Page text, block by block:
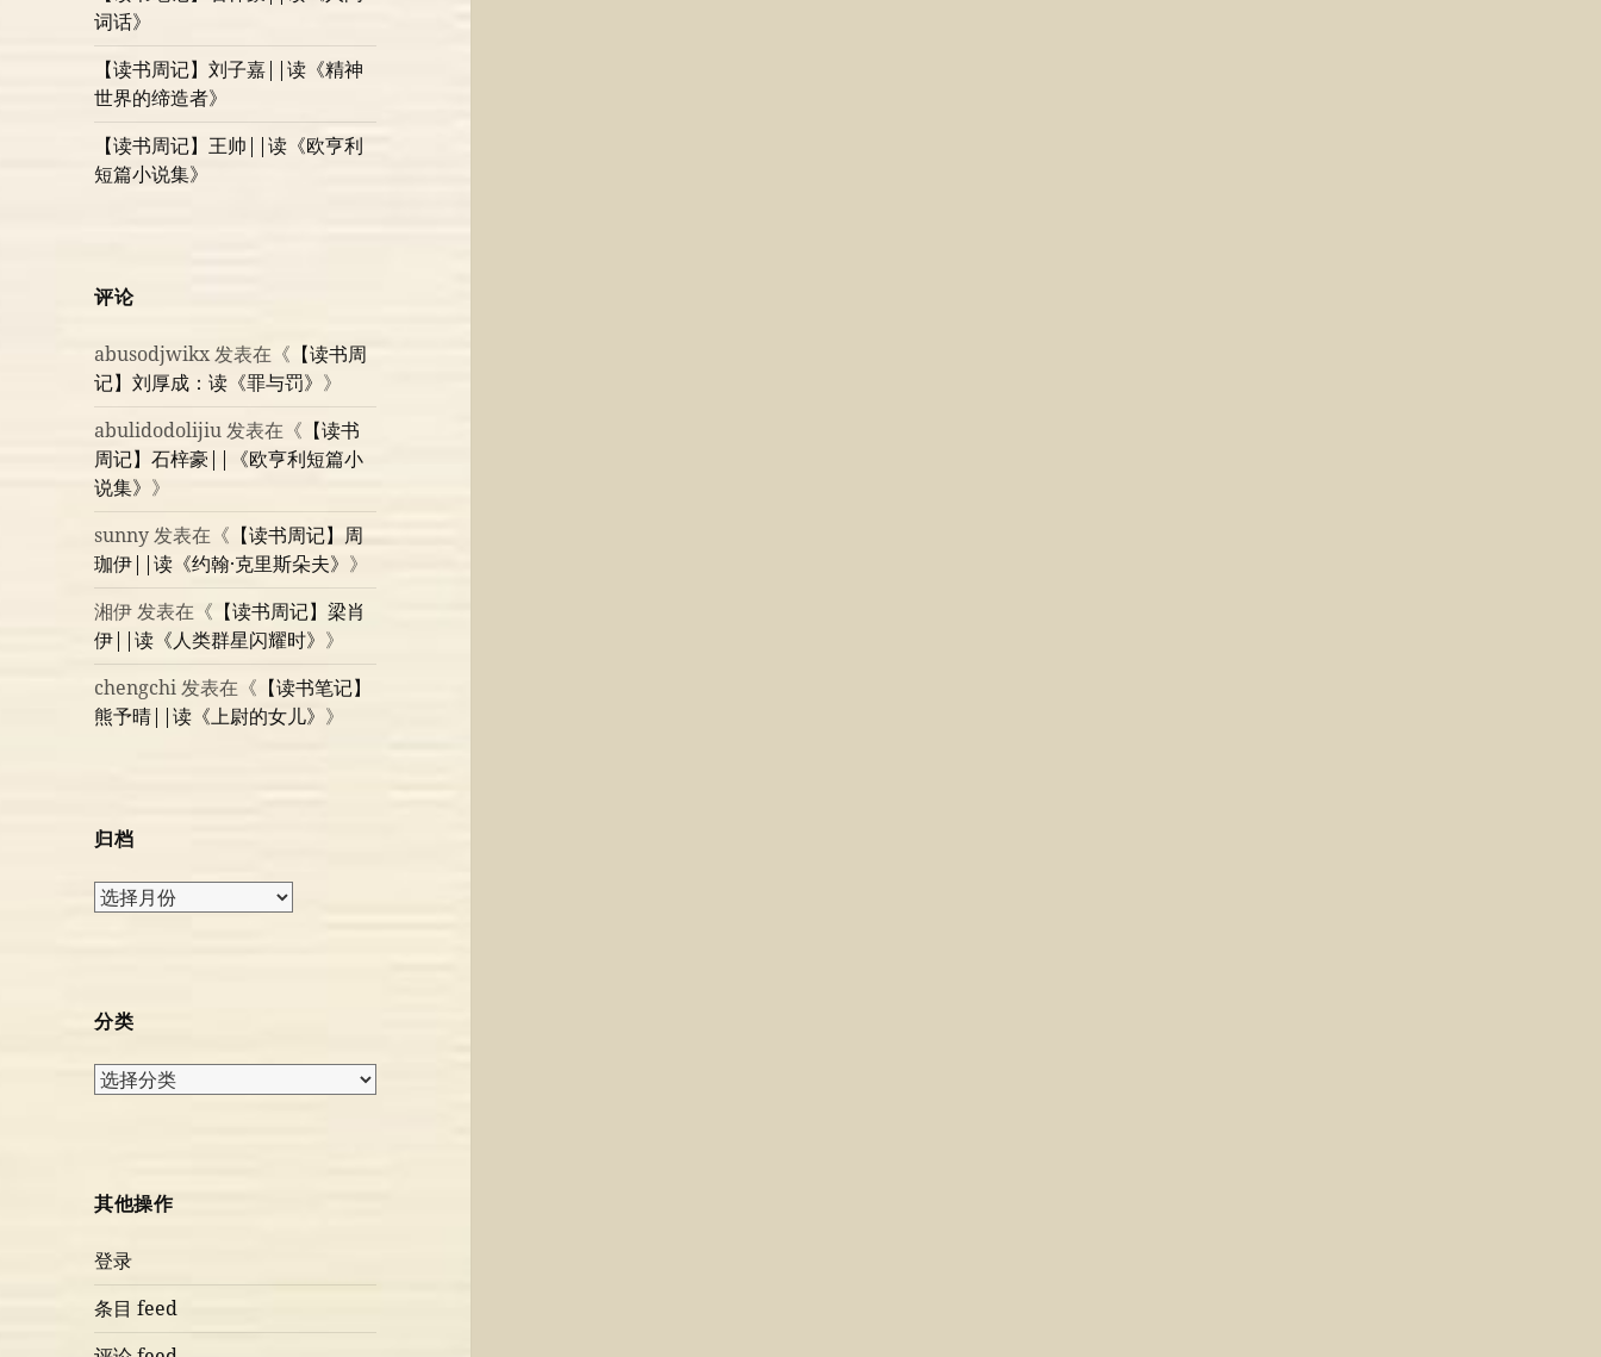
词话》
【读书周记】刘子嘉||读《精神
世界的缔造者》
【读书周记】王帅||读《欧亨利
短篇小说集》
评论
abusodjwikx发表在《 【读书周
记】刘厚成：读《罪与罚》 》
abulidodolijiu发表在《 【读书
周记】石梓豪||《欧亨利短篇小
说集》 》
sunny发表在《 【读书周记】周
珈伊||读《约翰·克里斯朵夫》 》
湘伊发表在《 【读书周记】梁肖
伊||读《人类群星闪耀时》 》
chengchi发表在《 【读书笔记】
熊予晴||读《上尉的女儿》 》
归档
归
分类
分
其他操作
登录
条目 feed